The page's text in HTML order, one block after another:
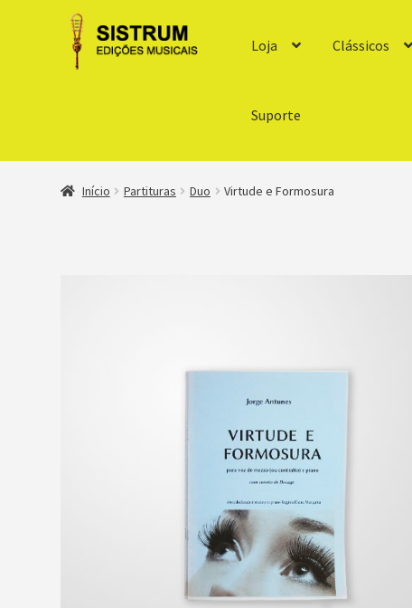
Loja Clássicos
Suporte
Início Partituras Duo Virtude e Formosura